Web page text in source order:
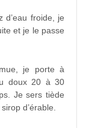
d’eau froide, je
et je le passe
je porte à
doux 20 à 30
Je sers tiède
d’érable.